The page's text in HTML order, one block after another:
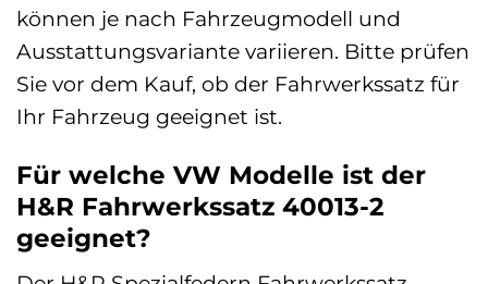
können je nach Fahrzeugmodell und
Ausstattungsvariante variieren. Bitte prüfen
Sie vor dem Kauf, ob der Fahrwerkssatz für
Ihr Fahrzeug geeignet ist.
Für welche VW Modelle ist der
H&R Fahrwerkssatz 40013-2
geeignet?